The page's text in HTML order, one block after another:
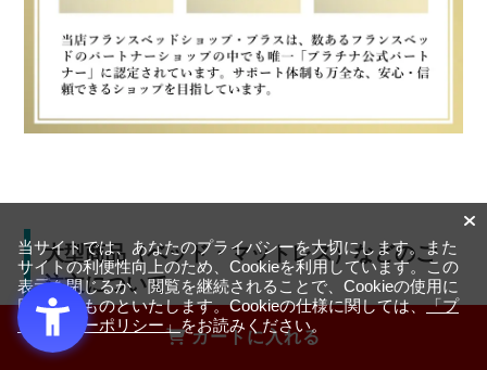
カートに入れる
大型商品（ベッド・マットレス）などのご
注文について
大型商品のため、お届け方法や日程調整に関する注意事項
がございます。スムーズなお受け取りのため、必ずご一読
当サイトでは、あなたのプライバシーを大切にします。また
サイトの利便性向上のため、Cookieを利用しています。この
表示を閉じるか、閲覧を継続されることで、Cookieの使用に
同意するものといたします。Cookieの仕様に関しては、「プ
ライバシーポリシー」をお読みください。